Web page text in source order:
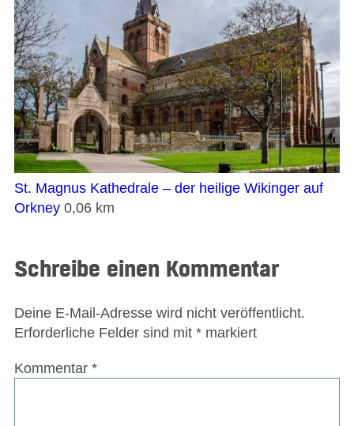
St. Magnus Kathedrale – der heilige Wikinger auf
Orkney 0,06 km
Schreibe einen Kommentar
Deine E-Mail-Adresse wird nicht veröffentlicht.
Erforderliche Felder sind mit * markiert
Kommentar *